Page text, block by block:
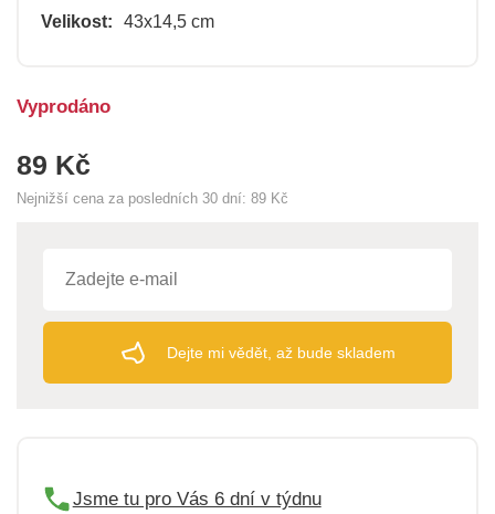
Velikost: 43x14,5 cm
89 Kč
Nejnižší cena za posledních 30 dní: 89 Kč
Vyprodáno
Dejte mi vědět, až bude skladem
Jsme tu pro Vás 6 dní v týdnu